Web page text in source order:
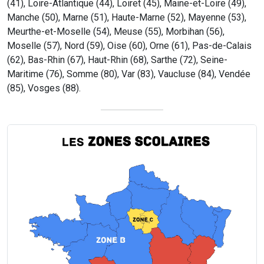
(41), Loire-Atlantique (44), Loiret (45), Maine-et-Loire (49),
Manche (50), Marne (51), Haute-Marne (52), Mayenne (53),
Meurthe-et-Moselle (54), Meuse (55), Morbihan (56),
Moselle (57), Nord (59), Oise (60), Orne (61), Pas-de-Calais
(62), Bas-Rhin (67), Haut-Rhin (68), Sarthe (72), Seine-
Maritime (76), Somme (80), Var (83), Vaucluse (84), Vendée
(85), Vosges (88).